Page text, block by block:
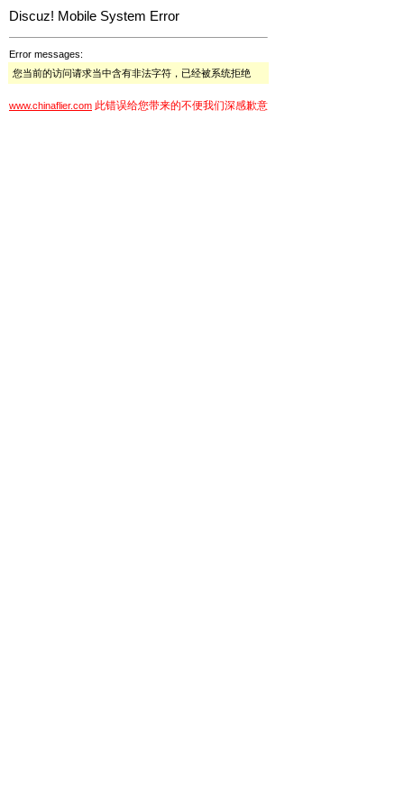
Discuz! Mobile System Error
Error messages:
您当前的访问请求当中含有非法字符，已经被系统拒绝
www.chinaflier.com 此错误给您带来的不便我们深感歉意